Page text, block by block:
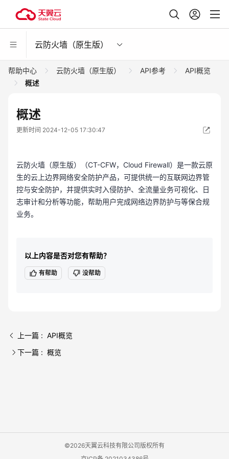
云防火墙（原生版）
帮助中心 云防火墙（原生版） API参考
API概览
概述
概述
更新时间 2024-12-05 17:30:47
云防火墙（原生版）（CT-CFW，Cloud Firewall）是一款云原
生的云上边界网络安全防护产品，可提供统一的互联网边界管
控与安全防护，并提供实时入侵防护、全流量业务可视化、日
志审计和分析等功能，帮助用户完成网络边界防护与等保合规
业务。
以上内容是否对您有帮助？
有帮助 没帮助
上一篇 : API概览
下一篇 : 概览
©2026天翼云科技有限公司版权所有